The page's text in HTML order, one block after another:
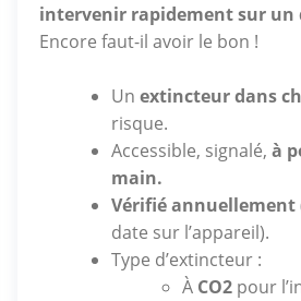
intervenir rapidement sur un
Encore faut-il avoir le bon !
Un extincteur dans
risque.
Accessible, signalé, à
main.
Vérifié annuellement
date sur l’appareil).
Type d’extincteur :
À CO2 pour